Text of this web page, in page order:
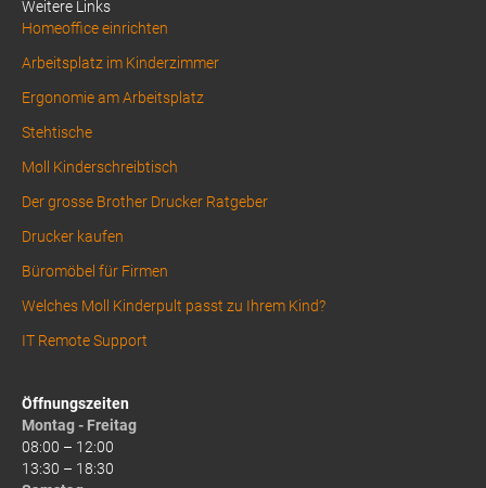
Weitere Links
Homeoffice einrichten
Arbeitsplatz im Kinderzimmer
Ergonomie am Arbeitsplatz
Stehtische
Moll Kinderschreibtisch
Der grosse Brother Drucker Ratgeber
Drucker kaufen
Büromöbel für Firmen
Welches Moll Kinderpult passt zu Ihrem Kind?
IT Remote Support
Öffnungszeiten
Montag - Freitag
08:00 – 12:00
13:30 – 18:30